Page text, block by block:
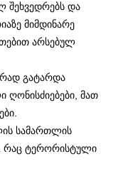
შეხვედრებს და
მიმდინარე
არსებულ
გატარდა
ღონისძიებები, მათ
სამართლის
რაც ტერორისტული